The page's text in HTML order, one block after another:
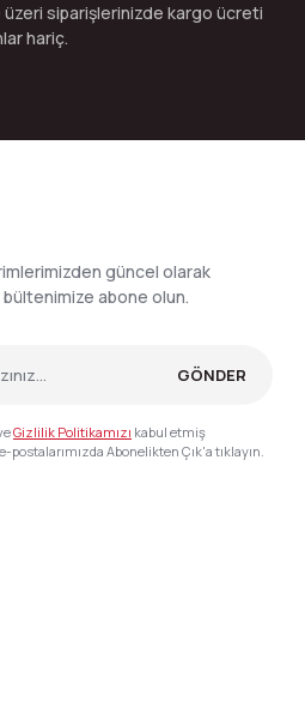
üzeri siparişlerinizde kargo ücreti
hariç.
güncel olarak
abone olun.
GÖNDER
Gizlilik Politikamızı kabul etmiş
postalarımızda Abonelikten Çık'a tıklayın.